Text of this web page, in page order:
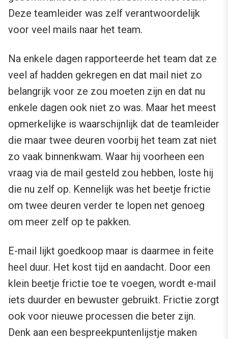
Deze teamleider was zelf verantwoordelijk
voor veel mails naar het team.
Na enkele dagen rapporteerde het team dat ze
veel af hadden gekregen en dat mail niet zo
belangrijk voor ze zou moeten zijn en dat nu
enkele dagen ook niet zo was. Maar het meest
opmerkelijke is waarschijnlijk dat de teamleider
die maar twee deuren voorbij het team zat niet
zo vaak binnenkwam. Waar hij voorheen een
vraag via de mail gesteld zou hebben, loste hij
die nu zelf op. Kennelijk was het beetje frictie
om twee deuren verder te lopen net genoeg
om meer zelf op te pakken.
E-mail lijkt goedkoop maar is daarmee in feite
heel duur. Het kost tijd en aandacht. Door een
klein beetje frictie toe te voegen, wordt e-mail
iets duurder en bewuster gebruikt. Frictie zorgt
ook voor nieuwe processen die beter zijn.
Denk aan een bespreekpuntenlijstje maken